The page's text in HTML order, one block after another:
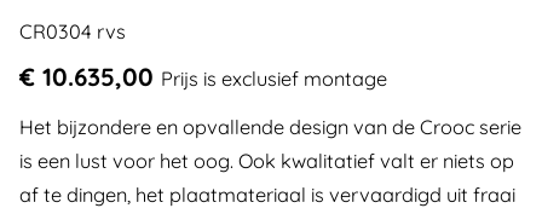
CR0304 rvs
€ 10.635,00 Prijs is exclusief montage
Het bijzondere en opvallende design van de Crooc serie
is een lust voor het oog. Ook kwalitatief valt er niets op
af te dingen, het plaatmateriaal is vervaardigd uit fraai